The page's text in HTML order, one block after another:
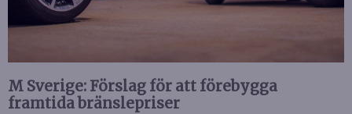
M Sverige: Förslag för att förebygga
framtida bränslepriser